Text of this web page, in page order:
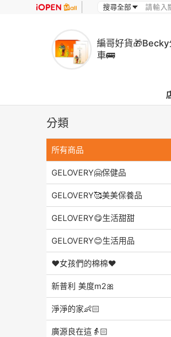
編哥好貨
車🚌
分類
所有商品
GELOVERY🤗保健品
GELOVERY🥰美美保養品
GELOVERY😋生活甜甜
GELOVERY😊生活用品
❤️女孩們的棉棉❤️
新普利 美度m2🎀
淨淨的家👶🏻
廣源良在這👵🏻